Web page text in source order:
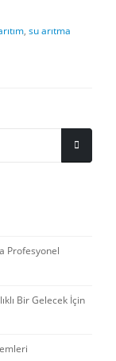
, su arıtma
Profesyonel
Bir Gelecek İçin